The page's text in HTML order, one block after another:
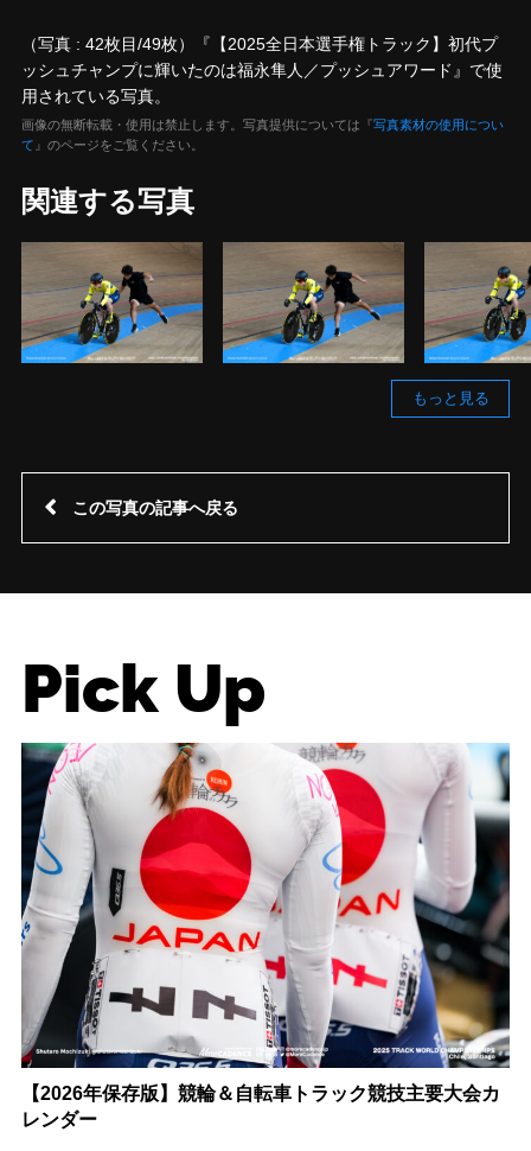
（写真 : 42枚目/49枚）『【2025全日本選手権トラック】初代プ
ッシュチャンプに輝いたのは福永隼人／プッシュアワード』で使
用されている写真。
画像の無断転載・使用は禁止します。写真提供については『写真素材の使用につい
て 』のページをご覧ください。
関連する写真
もっと見る
この写真の記事へ戻る
Pick Up
【2026年保存版】競輪＆自転車トラック競技主要大会カ
レンダー